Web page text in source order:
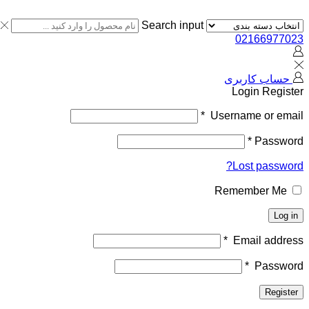
Search input
02166977023
حساب کاربری
Login Register
Username or email
*
Password
*
Lost password?
Remember Me
Log in
Email address
*
Password
*
Register